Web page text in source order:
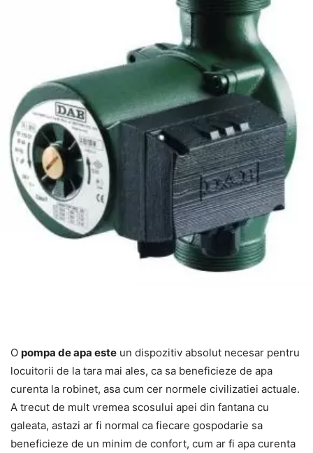
O pompa de apa este un dispozitiv absolut necesar pentru
locuitorii de la tara mai ales, ca sa beneficieze de apa
curenta la robinet, asa cum cer normele civilizatiei actuale.
A trecut de mult vremea scosului apei din fantana cu
galeata, astazi ar fi normal ca fiecare gospodarie sa
beneficieze de un minim de confort, cum ar fi apa curenta